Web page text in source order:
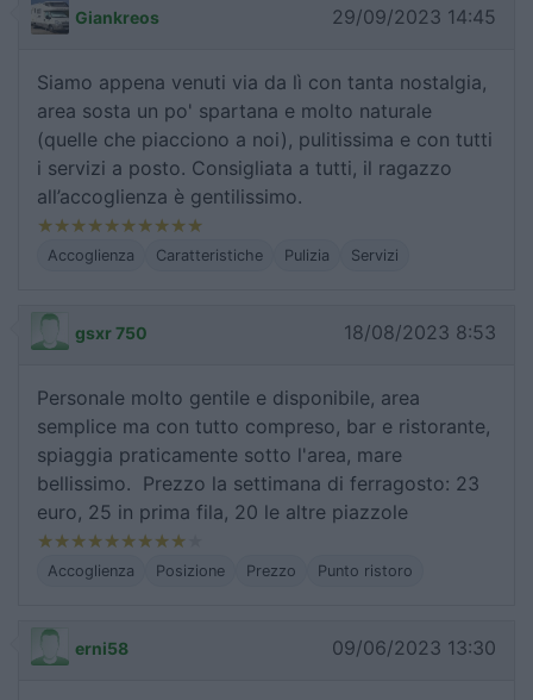
Giankreos 29/09/2023 14:45
Siamo appena venuti via da lì con tanta nostalgia,
area sosta un po' spartana e molto naturale
(quelle che piacciono a noi), pulitissima e con tutti
i servizi a posto. Consigliata a tutti, il ragazzo
all’accoglienza è gentilissimo.
Accoglienza Caratteristiche Pulizia Servizi
gsxr 750 18/08/2023 8:53
Personale molto gentile e disponibile, area
semplice ma con tutto compreso, bar e ristorante,
spiaggia praticamente sotto l'area, mare
bellissimo. Prezzo la settimana di ferragosto: 23
euro, 25 in prima fila, 20 le altre piazzole
Accoglienza Posizione Prezzo Punto ristoro
erni58 09/06/2023 13:30